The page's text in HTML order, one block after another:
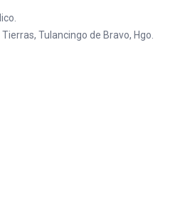
Tulancingo de Bravo, Hgo.